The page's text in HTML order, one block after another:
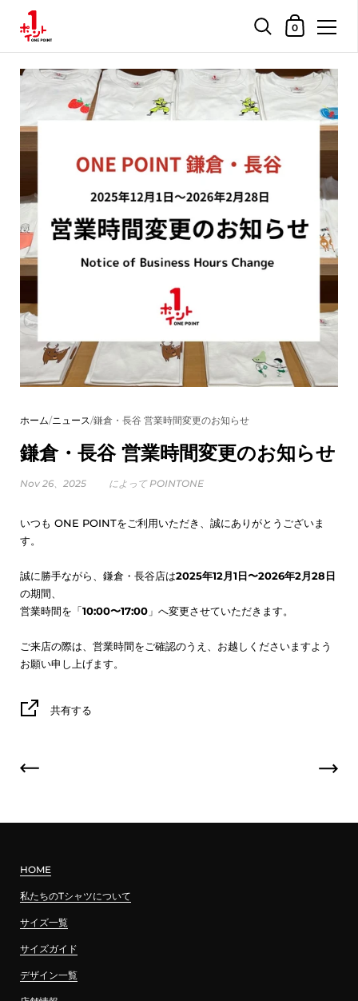
ショッピング
0
ホーム/ニュース/鎌倉・長谷 営業時間変更のお知らせ
鎌倉・長谷 営業時間変更のお知らせ
Nov 26、2025 によって POINTONE
いつも ONE POINTをご利用いただき、誠にありがとうございま
す。
誠に勝手ながら、鎌倉・長谷店は2025年12月1日〜2026年2月28日
の期間、
営業時間を「10:00〜17:00 」へ変更させていただきます。
ご来店の際は、営業時間をご確認のうえ、お越しくださいますよう
お願い申し上げます。
共有する
HOME
私たちのTシャツについて
サイズ一覧
サイズガイド
デザイン一覧